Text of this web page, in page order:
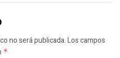
no será publicada.Los campos
*